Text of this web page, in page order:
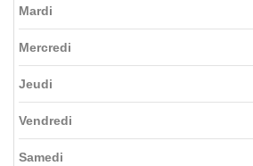
Mardi
Mercredi
Jeudi
Vendredi
Samedi